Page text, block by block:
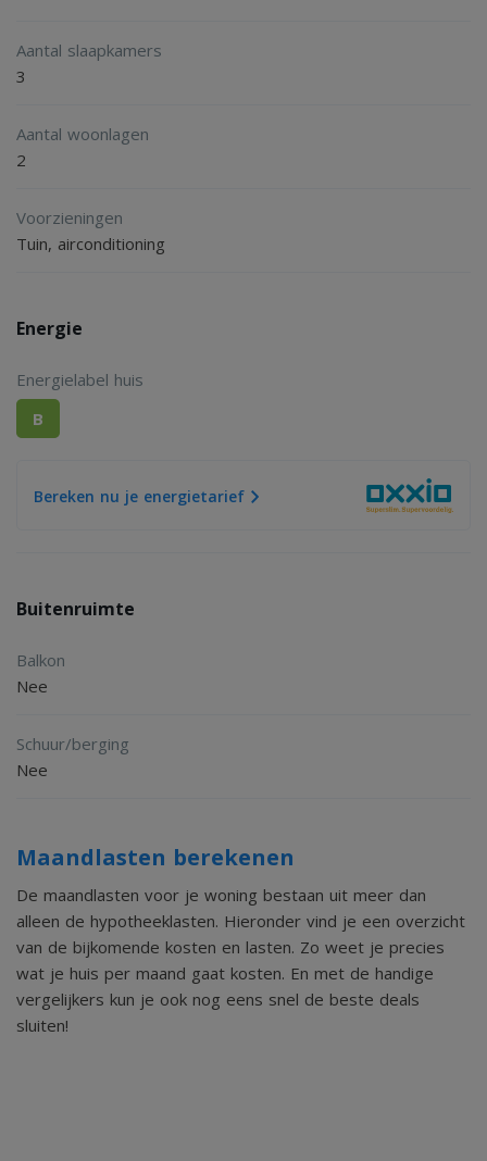
Aantal slaapkamers
3
Aantal woonlagen
2
Voorzieningen
Tuin, airconditioning
Energie
Energielabel huis
B
Bereken nu je energietarief
Buitenruimte
Balkon
Nee
Schuur/berging
Nee
Maandlasten berekenen
De maandlasten voor je woning bestaan uit meer dan
alleen de hypotheeklasten. Hieronder vind je een overzicht
van de bijkomende kosten en lasten. Zo weet je precies
wat je huis per maand gaat kosten. En met de handige
vergelijkers kun je ook nog eens snel de beste deals
sluiten!